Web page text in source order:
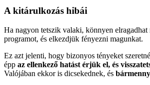
A kitárulkozás hibái
Ha nagyon tetszik valaki, könnyen
programot, és elkezdjük fényezni magunkat.
Ez azt jelenti, hogy bizonyos tényeket
épp az ellenkező hatást érjük el, és
Valójában ekkor is dicsekednek, és